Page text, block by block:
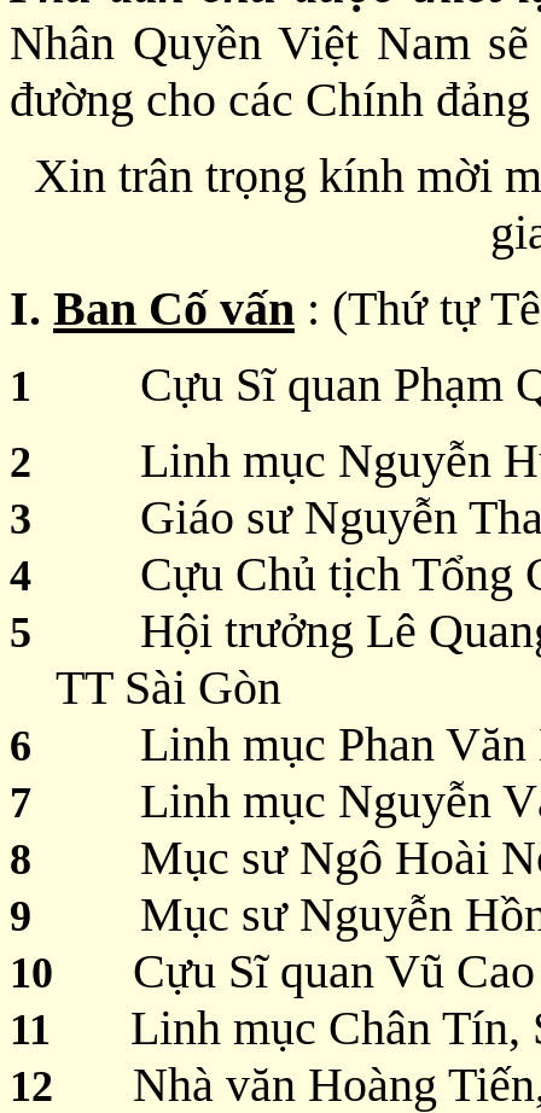
Nhân Quyền Việt Nam
đường cho các Chính
Xin trân trọng kính mời
I. Ban Cố vấn : (Thứ tự
1 Cựu Sĩ quan Phạm
2 Linh mục Nguyễn
3 Giáo sư Nguyễn
4 Cựu Chủ tịch Tổng
5
Hội trưởng Lê
TT Sài Gòn
6 Linh mục Phan
7 Linh mục Nguyễn
8 Mục sư Ngô Hoài
9 Mục sư Nguyễn
10 Cựu Sĩ quan Vũ
11 Linh mục Chân Tín,
12
Nhà văn Hoàng